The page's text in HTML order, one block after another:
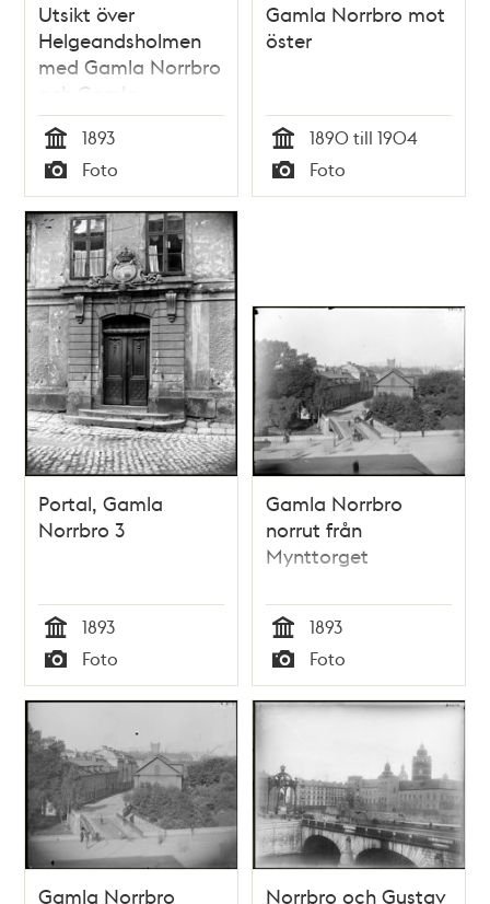
Utsikt över
Helgeandsholmen
med Gamla Norrbro
och Gamla
hovstallet
Tid
1893
Typ
Foto
Gamla Norrbro mot
öster
Tid
1890 till 1904
Typ
Foto
Portal, Gamla
Norrbro 3
Tid
1893
Typ
Foto
Gamla Norrbro
norrut från
Mynttorget
Tid
1893
Typ
Foto
Gamla Norrbro
Norrbro och Gustav